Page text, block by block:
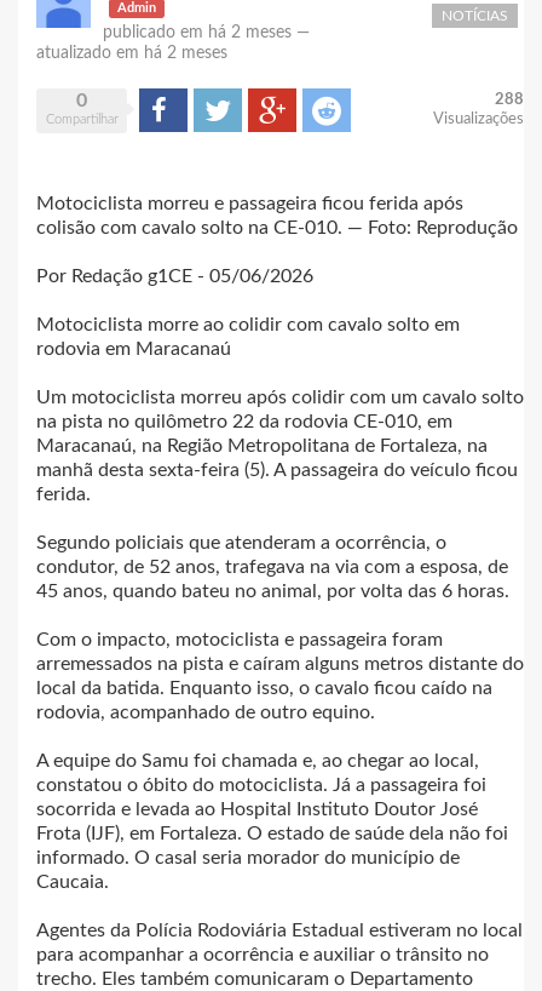
Admin
publicado em há 2 meses —
atualizado em há 2 meses
NOTÍCIAS
0
Compartilhar
Compartilhar
Tweet Google+ Reddit
288
Visualizações
Motociclista morreu e passageira ficou ferida após
colisão com cavalo solto na CE-010. — Foto: Reprodução
Por Redação g1CE - 05/06/2026
Motociclista morre ao colidir com cavalo solto em
rodovia em Maracanaú
Um motociclista morreu após colidir com um cavalo solto
na pista no quilômetro 22 da rodovia CE-010, em
Maracanaú, na Região Metropolitana de Fortaleza, na
manhã desta sexta-feira (5). A passageira do veículo ficou
ferida.
Segundo policiais que atenderam a ocorrência, o
condutor, de 52 anos, trafegava na via com a esposa, de
45 anos, quando bateu no animal, por volta das 6 horas.
Com o impacto, motociclista e passageira foram
arremessados na pista e caíram alguns metros distante do
local da batida. Enquanto isso, o cavalo ficou caído na
rodovia, acompanhado de outro equino.
A equipe do Samu foi chamada e, ao chegar ao local,
constatou o óbito do motociclista. Já a passageira foi
socorrida e levada ao Hospital Instituto Doutor José
Frota (IJF), em Fortaleza. O estado de saúde dela não foi
informado. O casal seria morador do município de
Caucaia.
Agentes da Polícia Rodoviária Estadual estiveram no local
para acompanhar a ocorrência e auxiliar o trânsito no
trecho. Eles também comunicaram o Departamento